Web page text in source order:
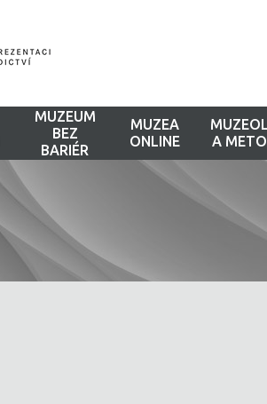
MUZEUM
BEZ
BARIÉR
MUZEA
ONLINE
A